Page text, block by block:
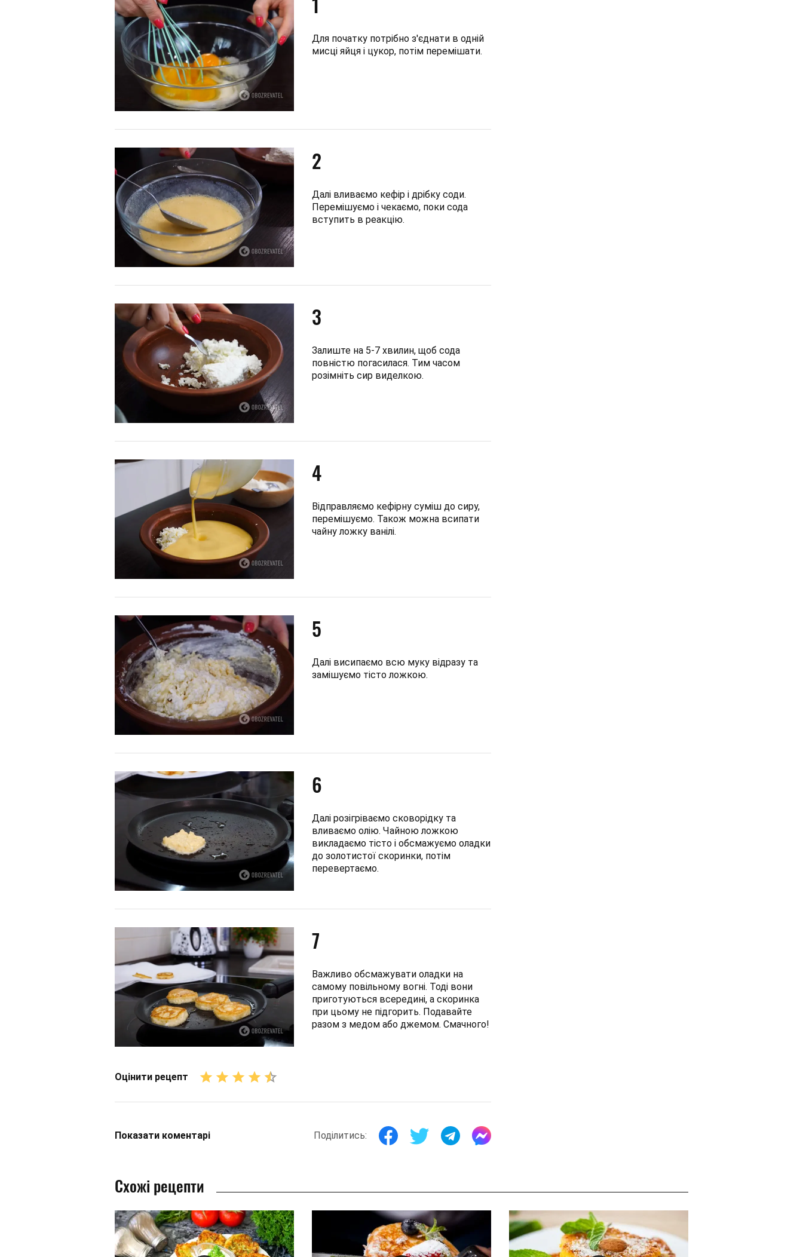
Для початку потрібно з'єднати в одній
мисці яйця і цукор, потім перемішати.
2
Далі вливаємо кефір і дрібку соди.
Перемішуємо і чекаємо, поки сода
вступить в реакцію.
3
Залиште на 5-7 хвилин, щоб сода
повністю погасилася. Тим часом
розімніть сир виделкою.
4
Відправляємо кефірну суміш до сиру,
перемішуємо. Також можна всипати
чайну ложку ванілі.
5
Далі висипаємо всю муку відразу та
замішуємо тісто ложкою.
6
Далі розігріваємо сковорідку та
вливаємо олію. Чайною ложкою
викладаємо тісто і обсмажуємо оладки
до золотистої скоринки, потім
перевертаємо.
7
Важливо обсмажувати оладки на
самому повільному вогні. Тоді вони
приготуються всередині, а скоринка
при цьому не підгорить. Подавайте
разом з медом або джемом. Смачного!
Оцінити рецепт
Показати коментарі Поділитись:
Схожі рецепти